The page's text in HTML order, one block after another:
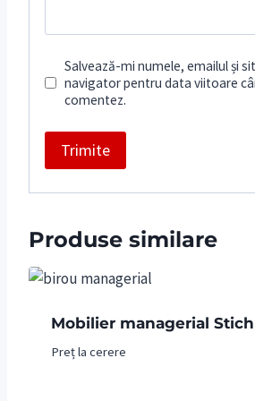
Salvează-mi numele, emailul și
navigator pentru data viitoare
comentez.
Produse similare
Mobilier managerial Stich
Preț la cerere